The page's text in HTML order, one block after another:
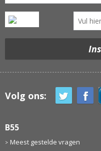
Volg ons:
B55
Meest gestelde vragen